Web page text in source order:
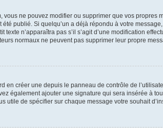
ne pouvez modifier ou supprimer que vos
publié. Si quelqu’un a déjà répondu à votre
n’apparaîtra pas s’il s’agit d’une modification
normaux ne peuvent pas supprimer leur propre
en créer une depuis le panneau de contrôle de
également ajouter une signature qui sera insérée à
utile de spécifier sur chaque message votre souhait